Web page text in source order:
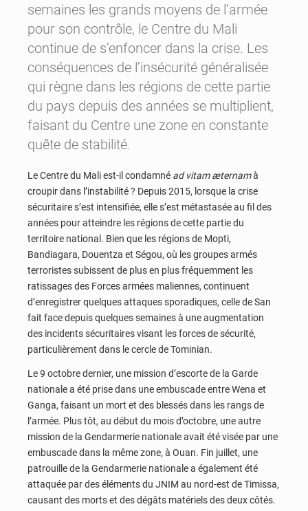
semaines les grands moyens de l’armée
pour son contrôle, le Centre du Mali
continue de s’enfoncer dans la crise. Les
conséquences de l’insécurité généralisée
qui règne dans les régions de cette partie
du pays depuis des années se multiplient,
faisant du Centre une zone en constante
quête de stabilité.
Le Centre du Mali est-il condamné ad vitam æternamà
croupir dans l’instabilité ? Depuis 2015, lorsque la crise
sécuritaire s’est intensifiée, elle s’est métastasée au fil des
années pour atteindre les régions de cette partie du
territoire national. Bien que les régions de Mopti,
Bandiagara, Douentza et Ségou, où les groupes armés
terroristes subissent de plus en plus fréquemment les
ratissages des Forces armées maliennes, continuent
d’enregistrer quelques attaques sporadiques, celle de San
fait face depuis quelques semaines à une augmentation
des incidents sécuritaires visant les forces de sécurité,
particulièrement dans le cercle de Tominian.
Le 9 octobre dernier, une mission d’escorte de la Garde
nationale a été prise dans une embuscade entre Wena et
Ganga, faisant un mort et des blessés dans les rangs de
l’armée. Plus tôt, au début du mois d’octobre, une autre
mission de la Gendarmerie nationale avait été visée par une
embuscade dans la même zone, à Ouan. Fin juillet, une
patrouille de la Gendarmerie nationale a également été
attaquée par des éléments du JNIM au nord-est de Timissa,
causant des morts et des dégâts matériels des deux côtés.